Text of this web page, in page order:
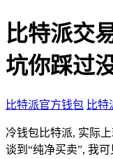
比特派交
坑你踩过
比特派官方钱包 比特
冷钱包比特派, 实际
谈到“纯净买卖”, 我